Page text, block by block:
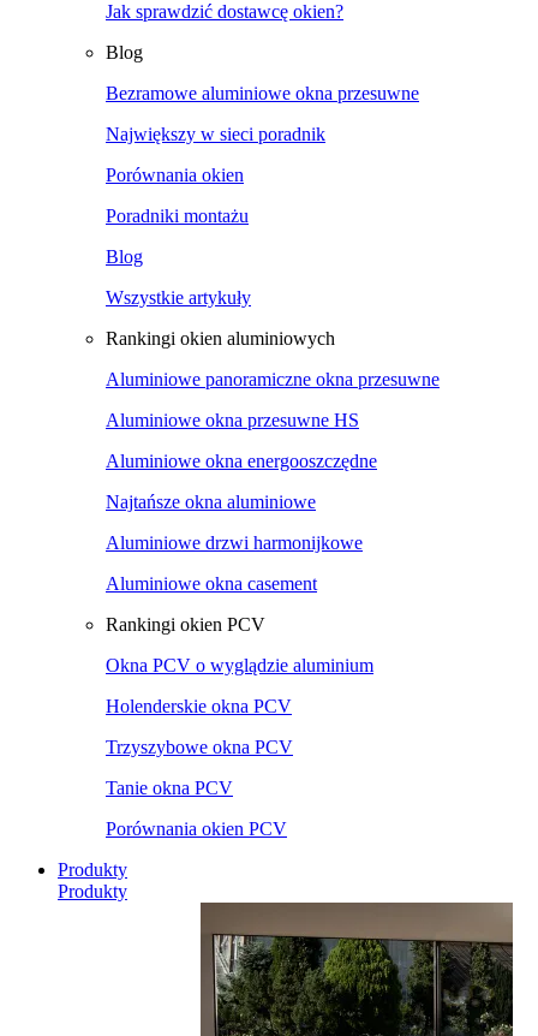
Jak sprawdzić dostawcę okien?
Blog
Bezramowe aluminiowe okna przesuwne
Największy w sieci poradnik
Porównania okien
Poradniki montażu
Blog
Wszystkie artykuły
Rankingi okien aluminiowych
Aluminiowe panoramiczne okna przesuwne
Aluminiowe okna przesuwne HS
Aluminiowe okna energooszczędne
Najtańsze okna aluminiowe
Aluminiowe drzwi harmonijkowe
Aluminiowe okna casement
Rankingi okien PCV
Okna PCV o wyglądzie aluminium
Holenderskie okna PCV
Trzyszybowe okna PCV
Tanie okna PCV
Porównania okien PCV
Produkty
Produkty